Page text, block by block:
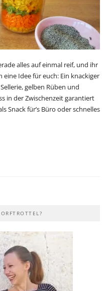
alles auf einmal reif, und ihr
Idee für euch: Ein knackiger
gelben Rüben und
in der Zwischenzeit garantiert
Snack für’s Büro oder schnelles